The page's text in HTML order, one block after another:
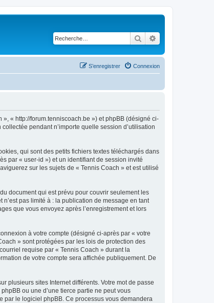
Rechercher
Connexion
S’enregistrer
« http://forum.tenniscoach.be ») et phpBB (désigné ci-
pendant n’importe quelle session d’utilisation
qui sont des petits fichiers textes téléchargés dans
par « user-id ») et un identifiant de session invité
sur les sujets de « Tennis Coach » et est utilisé
document qui est prévu pour couvrir seulement les
pas limité à : la publication de message en tant
que vous envoyez après l’enregistrement et lors
à votre compte (désigné ci-après par « votre
» sont protégées par les lois de protection des
requise par « Tennis Coach » durant la
de votre compte sera affichée publiquement. De
plusieurs sites Internet différents. Votre mot de passe
ou une d’une tierce partie ne peut vous
par le logiciel phpBB. Ce processus vous demandera